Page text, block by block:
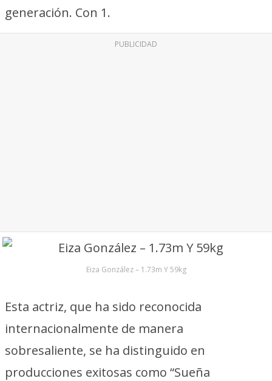
generación. Con 1.
PUBLICIDAD
Eiza González – 1.73m Y 59kg
Esta actriz, que ha sido reconocida
internacionalmente de manera
sobresaliente, se ha distinguido en
producciones exitosas como “Sueña